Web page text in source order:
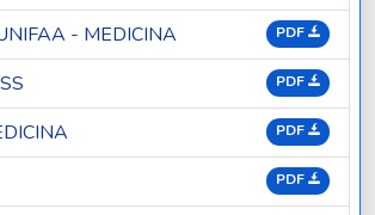
- MEDICINA PDF
PDF
PDF
PDF